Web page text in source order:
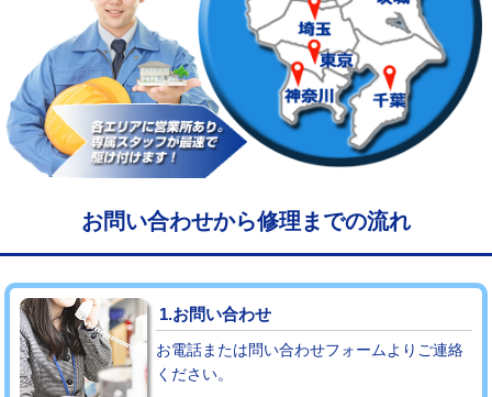
給水管工事※（ライニング鋼管・銅
管・ポリ管・HT管使用/3ｍまで)
44,000円
給水管工事※（ライニング鋼管・銅
管・ポリ管・HT管使用/3ｍ超え)
+8,800円
マス交換（土の掘削・埋め戻し作業） 11,000円~
マス交換（深さ50㎝未満） 55,000円
マス交換（深さ50㎝以上） 66,000円
コンクリート斫り（厚さ10㎝まで）
コンクリート斫り（厚さ10㎝超え） 38,500円
モルタル補修（厚さ10㎝まで）
お問い合わせから修理までの流れ
1.お問い合わせ
お電話または問い合わせフォームよりご連絡
ください。